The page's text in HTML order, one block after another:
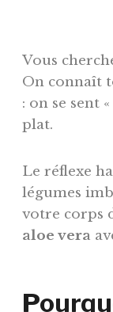
Vous
On connaît
: on se sent
plat.
Le réflexe
légumes
votre corps
aloe vera